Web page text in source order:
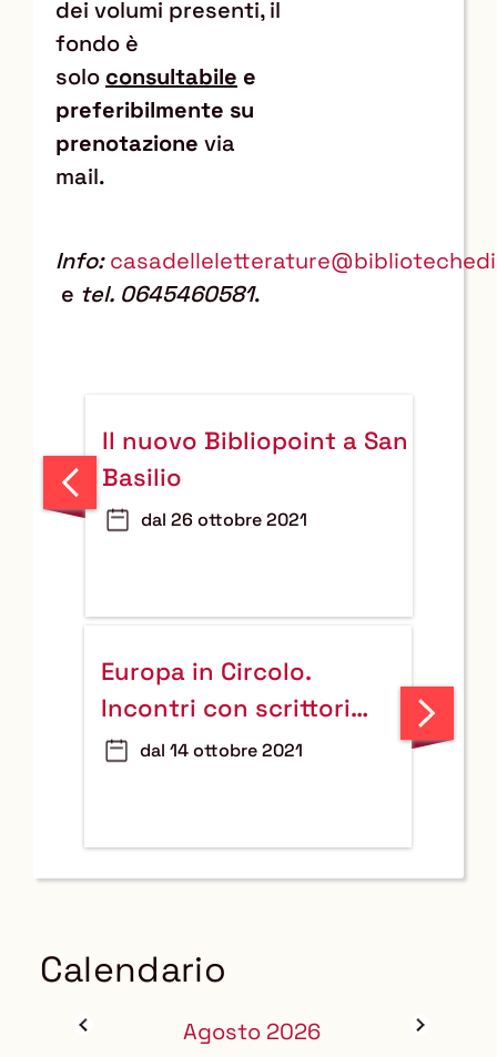
dei volumi presenti, il
fondo è
solo consultabile e
preferibilmente su
prenotazione via
mail.
Info:
e tel. 0645460581.
Leggi
la
notizia
Il nuovo Bibliopoint a San
Basilio
dal 26 ottobre 2021
Europa in Circolo.
Incontri con scrittori
europei contemporanei
dal 14 ottobre 2021
Leggi
la
Calendario
Agosto 2026